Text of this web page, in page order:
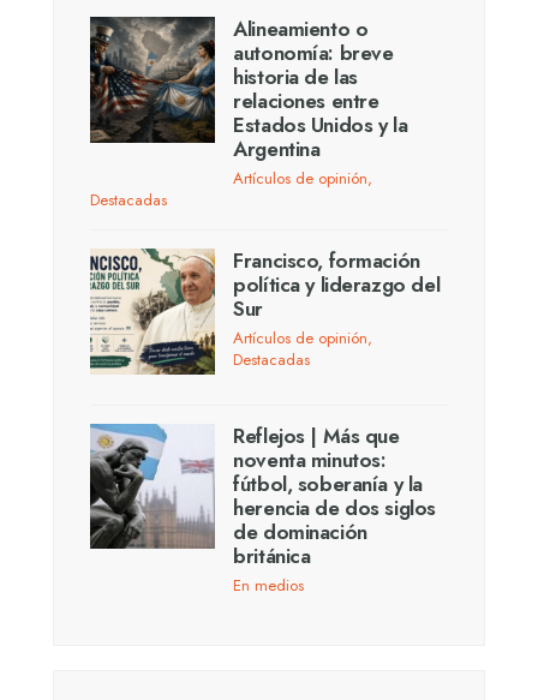
Alineamiento o
autonomía: breve
historia de las
relaciones entre
Estados Unidos y la
Argentina
Artículos de opinión,
Destacadas
Francisco, formación
política y liderazgo del
Sur
Artículos de opinión,
Destacadas
Reflejos | Más que
noventa minutos:
fútbol, soberanía y la
herencia de dos siglos
de dominación
británica
En medios